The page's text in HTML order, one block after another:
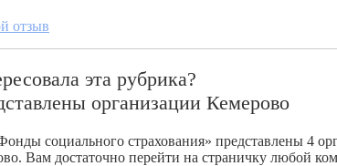
отзыв
эта рубрика?
организации Кемерово
социального страхования» представлены 4
Вам достаточно перейти на страничку любой